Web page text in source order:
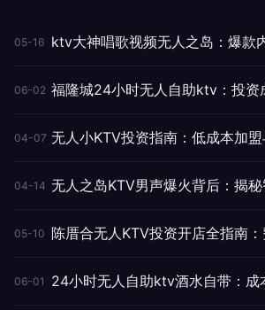
05-16 ktv大神唱歌视频无人之岛：爆款
06-02 福隆城24小时无人自助ktv：投资
04-07 无人小KTV投资指南：低成本加
04-14 无人之岛KTV男声爆火背后：揭
05-10 陈厝合无人KTV投资开店全指南
06-01 24小时无人自助ktv酒水自带：成